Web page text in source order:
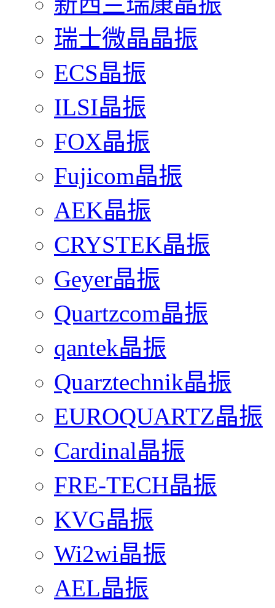
瑞士微晶晶振
ECS晶振
ILSI晶振
FOX晶振
Fujicom晶振
AEK晶振
CRYSTEK晶振
Geyer晶振
Quartzcom晶振
qantek晶振
Quarztechnik晶振
EUROQUARTZ晶振
Cardinal晶振
FRE-TECH晶振
KVG晶振
Wi2wi晶振
AEL晶振